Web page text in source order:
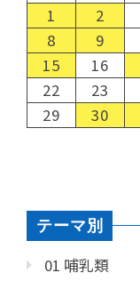
1
2
8
9
15
16
22
23
29
30
テーマ別
01 哺乳類